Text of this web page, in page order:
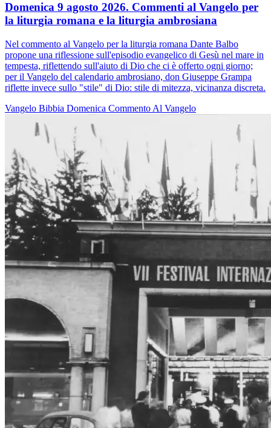
Domenica 9 agosto 2026. Commenti al Vangelo per
la liturgia romana e la liturgia ambrosiana
Nel commento al Vangelo per la liturgia romana Dante Balbo
propone una riflessione sull'episodio evangelico di Gesù nel mare in
tempesta, riflettendo sull'aiuto di Dio che ci è offerto ogni giorno;
per il Vangelo del calendario ambrosiano, don Giuseppe Grampa
riflette invece sullo "stile" di Dio: stile di mitezza, vicinanza discreta.
Vangelo Bibbia Domenica Commento Al Vangelo